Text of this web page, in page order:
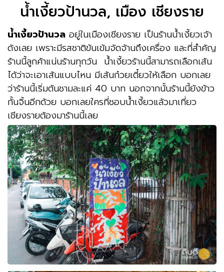
น้ำเงี้ยวป้านวล, เมือง เชียงราย
น้ำเงี้ยวป้านวล อยู่ในเมืองเชียงราย เป็นร้านน้ำเงี้ยวเจ้า
ดังเลย เพราะมีรสชาติข้นเข้มจัดจ้านถึงเครื่อง และที่สำคัญ
ร้านนี้ลูกค้าแน่นร้านทุกวัน น้ำเงี้ยวร้านนี้สามารถเลือกเส้น
ได้ว่าจะเอาเส้นแบบไหน มีเส้นก๋วยเตี๋ยวให้เลือก บอกเลย
ว่าร้านนี้เริ่มต้นชามละแค่ 40 บาท นอกจากนั้นร้านนี้ยังข้าว
กั้นจิ้นอีกด้วย บอกเลยใครที่ชอบน้ำเงี้ยวแล้วมาเที่ยว
เชียงรายต้องมาร้านนี้เลย